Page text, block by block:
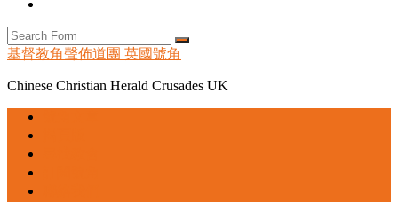
Search
基督教角聲佈道團 英國號角
Chinese Christian Herald Crusades UK